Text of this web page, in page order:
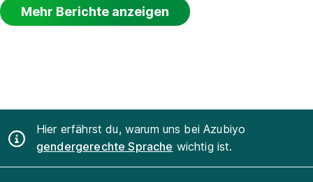
Mehr Berichte anzeigen
Hier erfährst du, warum uns bei Azubiyo
gendergerechte Sprache wichtig ist.